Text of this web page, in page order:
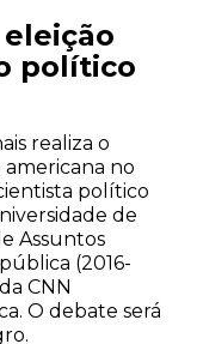
eleição
político
realiza o
americana no
político
de
Assuntos
(2016-
CNN
O debate será